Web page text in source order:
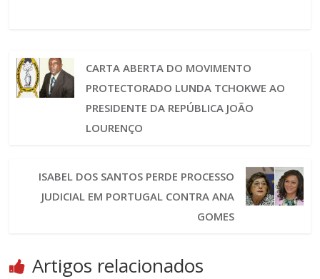
CARTA ABERTA DO MOVIMENTO
PROTECTORADO LUNDA TCHOKWE AO
PRESIDENTE DA REPÚBLICA JOÃO
LOURENÇO
ISABEL DOS SANTOS PERDE PROCESSO
JUDICIAL EM PORTUGAL CONTRA ANA
GOMES
Artigos relacionados